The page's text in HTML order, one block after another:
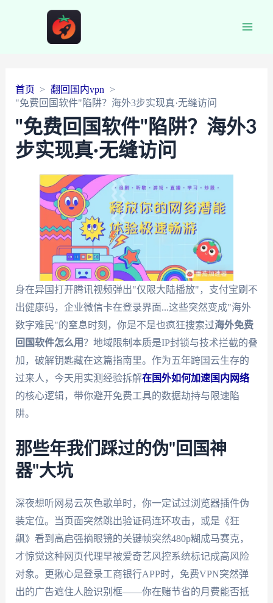
首页
翻回国内vpn
"免费回国软件"陷阱？海外3步实现真·无缝访问
"免费回国软件"陷阱？海外3
步实现真·无缝访问
身在异国打开腾讯视频弹出"仅限大陆播放"，支付宝刷不
出健康码，企业微信卡在登录界面...这些突然变成"海外
数字难民"的窒息时刻，你是不是也疯狂搜索过海外免费
回国软件怎么用？地域限制本质是IP封锁与技术拦截的叠
加，破解钥匙藏在这篇指南里。作为五年跨国云生存的
过来人，今天用实测经验拆解在国外如何加速国内网络
的核心逻辑，带你避开免费工具的数据劫持与限速陷
阱。
那些年我们踩过的伪"回国神
器"大坑
深夜想听网易云灰色歌单时，你一定试过浏览器插件伪
装定位。当页面突然跳出验证码连环攻击，或是《狂
飙》看到高启强摘眼镜的关键帧突然480p糊成马赛克，
才惊觉这种网页代理早被爱奇艺风控系统标记成高风险
对象。更揪心是登录工商银行APP时，免费VPN突然弹
出的广告遮住人脸识别框——你在赌节省的月费能否抵